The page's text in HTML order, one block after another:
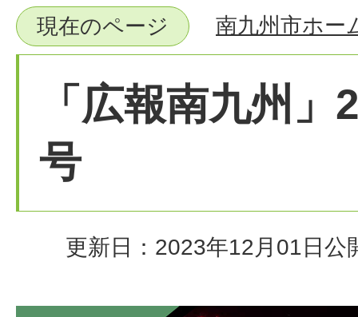
現在のページ 南九州市ホー
「広報南九州」
号
更新日：2023年12月01日 公